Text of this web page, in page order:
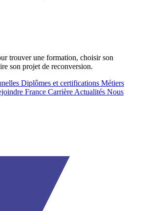
trouver une formation, choisir son
son projet de reconversion.
Diplômes et certifications Métiers
France Carrière Actualités Nous